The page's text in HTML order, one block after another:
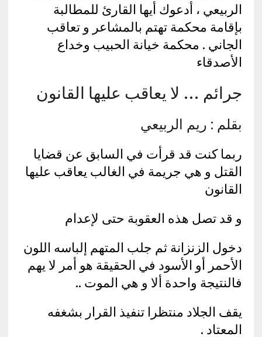
الربيعي ، أدعوك أيها القارئ للمطالبة
بإقامة محكمة تهتم بالمشاعر و تعاقب
الجاني . محكمة خيانة الحبيب وخداع
الأصدقاء
جرائم … لا يعاقب عليها القانون
بقلم : ريم الربيعي
ربما كنت قد قرأت في السابق عن قضايا
القتل و هي جريمة في الغالب يعاقب عليها
القانون
و قد تصل هذه العقوبة حتى لإعدام
دخول الزنزانة ثم جلب المتهم إلباسه اللون
الأحمر أو الأسود في الحقيقة هو أمر لا يهم
فالنتيجة واحدة ألا و هي الموت ..
يقف الجلاد منتظرا تنفيذ القرار بشغفه
المعتاد .